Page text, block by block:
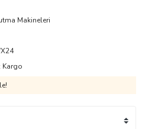
Makineleri
Kargo